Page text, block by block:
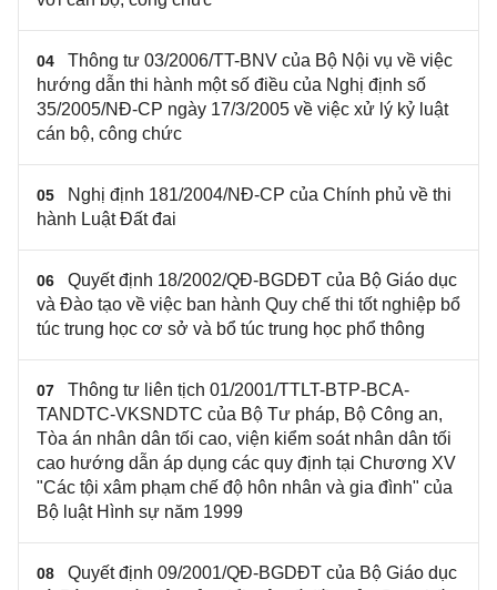
04
Thông tư 03/2006/TT-BNV của Bộ Nội vụ về việc
hướng dẫn thi hành một số điều của Nghị định số
35/2005/NĐ-CP ngày 17/3/2005 về việc xử lý kỷ luật
cán bộ, công chức
05
Nghị định 181/2004/NĐ-CP của Chính phủ về thi
hành Luật Đất đai
06
Quyết định 18/2002/QĐ-BGDĐT của Bộ Giáo dục
và Đào tạo về việc ban hành Quy chế thi tốt nghiệp bổ
túc trung học cơ sở và bổ túc trung học phổ thông
07
Thông tư liên tịch 01/2001/TTLT-BTP-BCA-
TANDTC-VKSNDTC của Bộ Tư pháp, Bộ Công an,
Tòa án nhân dân tối cao, viện kiểm soát nhân dân tối
cao hướng dẫn áp dụng các quy định tại Chương XV
"Các tội xâm phạm chế độ hôn nhân và gia đình" của
Bộ luật Hình sự năm 1999
08
Quyết định 09/2001/QĐ-BGDĐT của Bộ Giáo dục